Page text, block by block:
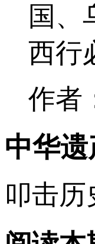
国、
西行
作者
中华遗
叩击